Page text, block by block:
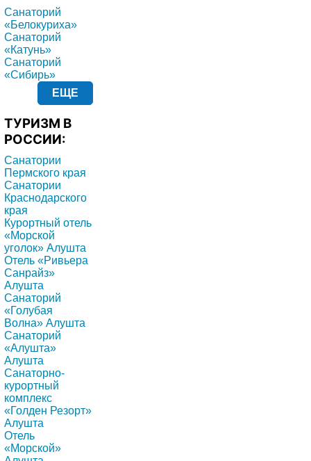
Санаторий
«Белокуриха»
Санаторий
«Катунь»
Санаторий
«Сибирь»
ЕЩЕ
ТУРИЗМ В
РОССИИ:
Санатории
Пермского края
Санатории
Краснодарского
края
Курортный отель
«Морской
уголок» Алушта
Отель «Ривьера
Санрайз»
Алушта
Санаторий
«Голубая
Волна» Алушта
Санаторий
«Алушта»
Алушта
Санаторно-
курортный
комплекс
«Голден Резорт»
Алушта
Отель
«Морской»